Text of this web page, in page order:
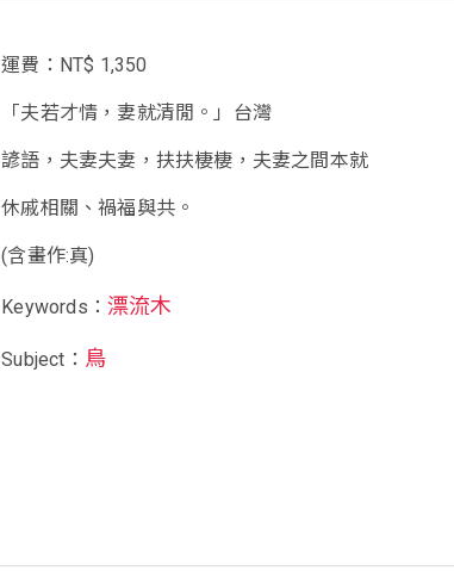
運費：NT$ 1,350
「夫若才情，妻就清閒。」台灣
諺語，夫妻夫妻，扶扶棲棲，夫妻之間本就
休戚相關、禍福與共。
(含畫作:真)
Keywords：漂流木
Subject： 鳥